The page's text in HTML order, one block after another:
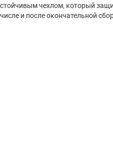
чехлом, который
и после окончательной